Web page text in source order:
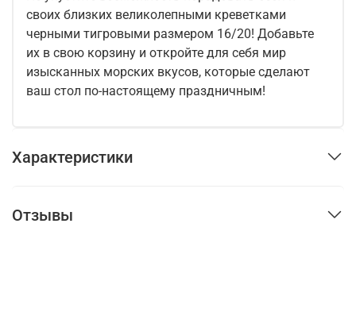
своих близких великолепными креветками
черными тигровыми размером 16/20! Добавьте
их в свою корзину и откройте для себя мир
изысканных морских вкусов, которые сделают
ваш стол по-настоящему праздничным!
Характеристики
Отзывы